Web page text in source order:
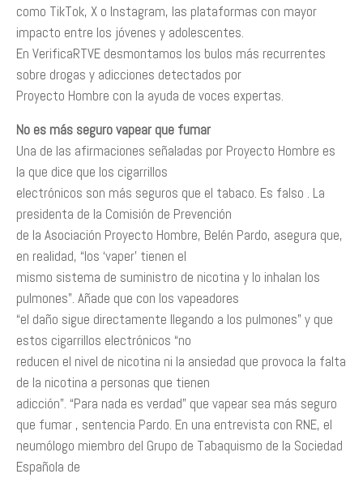
como TikTok, X o Instagram, las plataformas con mayor
impacto entre los jóvenes y adolescentes.
En VerificaRTVE desmontamos los bulos más recurrentes
sobre drogas y adicciones detectados por
Proyecto Hombre con la ayuda de voces expertas.
No es más seguro vapear que fumar
Una de las afirmaciones señaladas por Proyecto Hombre es
la que dice que los cigarrillos
electrónicos son más seguros que el tabaco. Es falso . La
presidenta de la Comisión de Prevención
de la Asociación Proyecto Hombre, Belén Pardo, asegura que,
en realidad, “los ‘vaper’ tienen el
mismo sistema de suministro de nicotina y lo inhalan los
pulmones”. Añade que con los vapeadores
“el daño sigue directamente llegando a los pulmones” y que
estos cigarrillos electrónicos “no
reducen el nivel de nicotina ni la ansiedad que provoca la falta
de la nicotina a personas que tienen
adicción”. “Para nada es verdad” que vapear sea más seguro
que fumar , sentencia Pardo. En una entrevista con RNE, el
neumólogo miembro del Grupo de Tabaquismo de la Sociedad
Española de